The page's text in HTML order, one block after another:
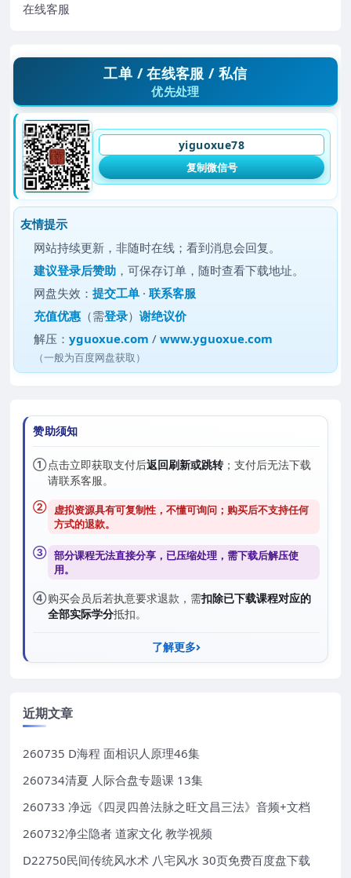
在线客服
工单 / 在线客服 / 私信
优先处理
yiguoxue78
复制微信号
友情提示
网站持续更新，非随时在线；看到消息会回复。
建议登录后赞助 ，可保存订单，随时查看下载地址。
网盘失效：提交工单 ·联系客服
充值优惠 （需登录）谢绝议价
解压：yguoxue.com /www.yguoxue.com
（一般为百度网盘获取）
赞助须知
①点击立即获取支付后返回刷新或跳转；支付后无法下载
请联系客服。
② 虚拟资源具有可复制性，不懂可询问；购买后不支持任何
方式的退款。
③ 部分课程无法直接分享，已压缩处理，需下载后解压使
用。
④购买会员后若执意要求退款，需扣除已下载课程对应的
全部实际学分抵扣。
了解更多
近期文章
260735 D海程 面相识人原理46集
260734清夏 人际合盘专题课 13集
260733 净远《四灵四兽法脉之旺文昌三法》音频+文档
260732净尘隐者 道家文化 教学视频
D22750民间传统风水术 八宅风水 30页免费百度盘下载